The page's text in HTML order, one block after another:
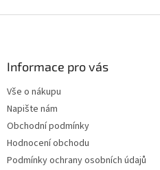
Informace pro vás
Vše o nákupu
Napište nám
Obchodní podmínky
Hodnocení obchodu
Podmínky ochrany osobních údajů